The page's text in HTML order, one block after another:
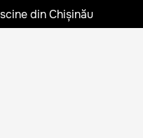
din Chișinău